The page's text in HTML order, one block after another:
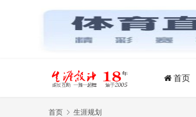
首页
首页 生涯规划